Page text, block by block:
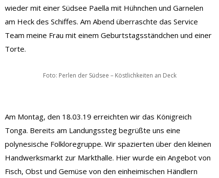
wieder mit einer Südsee Paella mit Hühnchen und Garnelen
am Heck des Schiffes. Am Abend überraschte das Service
Team meine Frau mit einem Geburtstagsständchen und einer
Torte.
Foto: Perlen der Südsee – Köstlichkeiten an Deck
Am Montag, den 18.03.19 erreichten wir das Königreich
Tonga. Bereits am Landungssteg begrüßte uns eine
polynesische Folkloregruppe. Wir spazierten über den kleinen
Handwerksmarkt zur Markthalle. Hier wurde ein Angebot von
Fisch, Obst und Gemüse von den einheimischen Händlern